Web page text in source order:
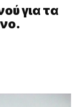
για τα